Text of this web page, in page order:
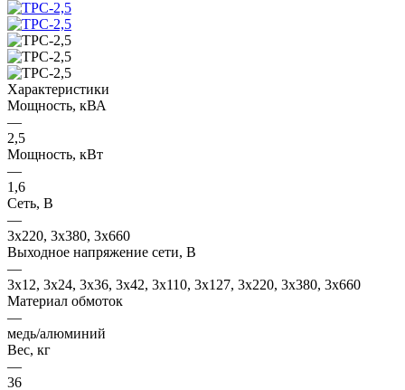
Характеристики
Мощность, кВА
—
2,5
Мощность, кВт
—
1,6
Сеть, В
—
3x220, 3х380, 3x660
Выходное напряжение сети, В
—
3x12, 3x24, 3x36, 3x42, 3x110, 3x127, 3x220, 3x380, 3x660
Материал обмоток
—
медь/алюминий
Вес, кг
—
36